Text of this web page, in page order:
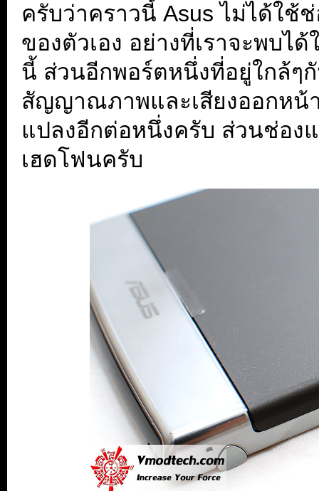
ครับว่าคราวนี้ Asus ไม่ได้ใช้
ของตัวเอง อย่างที่เราจะพบไ
นี้ ส่วนอีกพอร์ตหนึ่งที่อยู่ใกล้ๆ
สัญญาณภาพและเสียงออกหน้
แปลงอีกต่อหนึ่งครับ ส่วนช่อง
เฮดโฟนครับ